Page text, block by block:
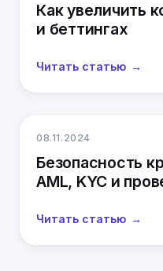
Как увеличить
и беттингах
Читать статью
08.11.2024
Безопасность
AML, KYC и
Читать статью